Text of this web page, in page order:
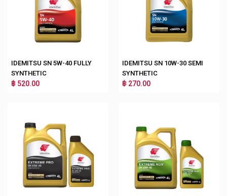
IDEMITSU SN 5W-40 FULLY
SYNTHETIC
฿ 520.00
IDEMITSU SN 10W-30 SEMI
SYNTHETIC
฿ 270.00